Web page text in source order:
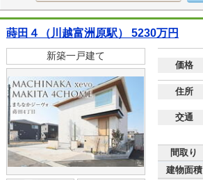
蒔田４（川越富洲原駅） 5230万円
新築一戸建て
価格
住所
交通
間取り
建物面積